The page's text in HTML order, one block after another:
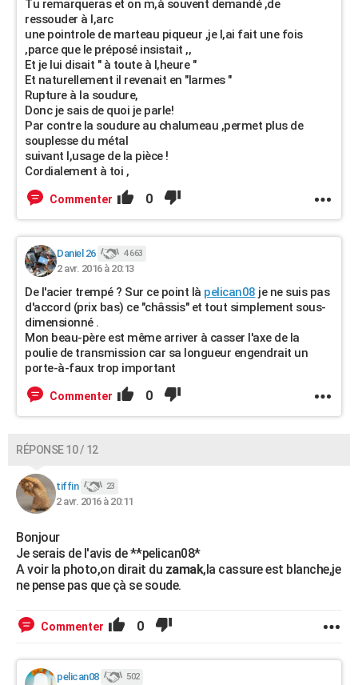
Tu remarqueras et on m,à souvent demandé ,de
ressouder à l,arc
une pointrole de marteau piqueur ,je l,ai fait une fois
,parce que le préposé insistait ,,
Et je lui disait " à toute à l,heure "
Et naturellement il revenait en "larmes "
Rupture à la soudure,
Donc je sais de quoi je parle!
Par contre la soudure au chalumeau ,permet plus de
souplesse du métal
suivant l,usage de la pièce !
Cordialement à toi ,
Commenter 0
Daniel 26 4 663
2 avr. 2016 à 20:13
De l'acier trempé ? Sur ce point là pelican08 je ne suis pas
d'accord (prix bas) ce "châssis" et tout simplement sous-
dimensionné .
Mon beau-père est même arriver à casser l'axe de la
poulie de transmission car sa longueur engendrait un
porte-à-faux trop important
Commenter 0
RÉPONSE 10 / 12
tiffin 23
2 avr. 2016 à 20:11
Bonjour
Je serais de l'avis de **pelican08*
A voir la photo,on dirait du zamak,la cassure est blanche,je
ne pense pas que çà se soude.
Commenter 0
pelican08 502